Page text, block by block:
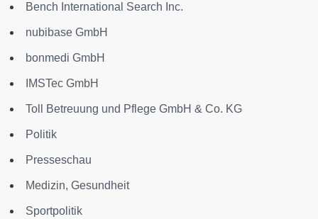
Bench International Search Inc.
nubibase GmbH
bonmedi GmbH
IMSTec GmbH
Toll Betreuung und Pflege GmbH & Co. KG
Politik
Presseschau
Medizin, Gesundheit
Sportpolitik